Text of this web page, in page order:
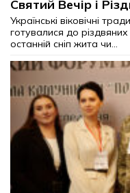
Святий Вечір і
Українські віковічні
готувалися до
останній сніп жита чи...